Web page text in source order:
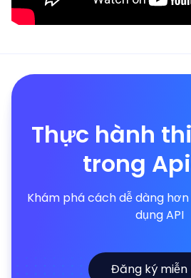
Thực hành
trong
Khám phá cách dễ dàng
dụng API
Đăng ký miễn